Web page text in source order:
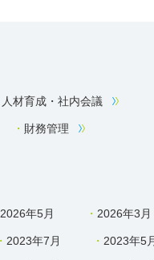
人材育成・社内会議
財務管理
2026年5月 2026年3月
2023年7月 2023年5